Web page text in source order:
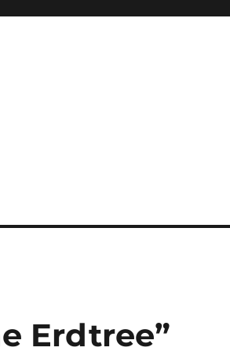
Erdtree”